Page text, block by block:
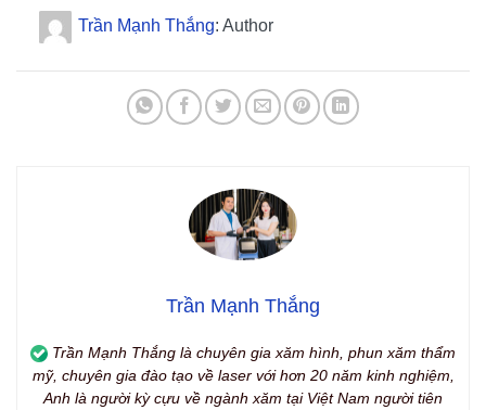
Trần Mạnh Thắng: Author
Trần Mạnh Thắng
Trần Mạnh Thắng là chuyên gia xăm hình, phun xăm thẩm
mỹ, chuyên gia đào tạo về laser với hơn 20 năm kinh nghiệm,
Anh là người kỳ cựu về ngành xăm tại Việt Nam người tiên